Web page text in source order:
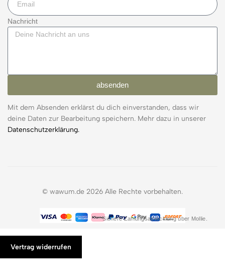
Nachricht
absenden
Mit dem Absenden erklärst du dich einverstanden, dass wir
deine Daten zur Bearbeitung speichern. Mehr dazu in unserer
Datenschutzerklärung.
© wawum.de 2026 Alle Rechte vorbehalten.
Sichere Zahlungsabwicklung über Mollie.
Vertrag widerrufen